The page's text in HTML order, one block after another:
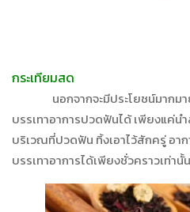
กระเทียมสด
นอกจากจะมีประโยชน์มากมาย
บรรเทาอาการปวดฟันได้ เพียงแค่น
บริเวณที่ปวดฟัน ทิ้งเอาไว้สักครู่ อา
บรรเทาอาการได้เพียงชั่วคราวเท่านั้น